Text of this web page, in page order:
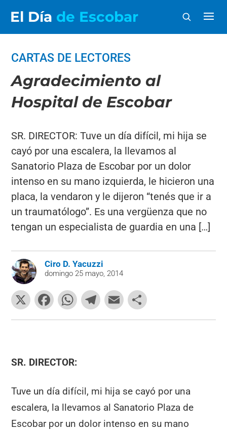
El Día de Escobar
CARTAS DE LECTORES
Agradecimiento al
Hospital de Escobar
SR. DIRECTOR: Tuve un día difícil, mi hija se
cayó por una escalera, la llevamos al
Sanatorio Plaza de Escobar por un dolor
intenso en su mano izquierda, le hicieron una
placa, la vendaron y le dijeron “tenés que ir a
un traumatólogo”. Es una vergüenza que no
tengan un especialista de guardia en una […]
Ciro D. Yacuzzi
domingo 25 mayo, 2014
X
F
a
b
o
k
W
h
p
T
el
E
m o
SR. DIRECTOR:
Tuve un día difícil, mi hija se cayó por una
escalera, la llevamos al Sanatorio Plaza de
Escobar por un dolor intenso en su mano